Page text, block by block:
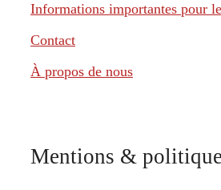
Informations importantes pour
Contact
À propos de nous
Mentions & politique